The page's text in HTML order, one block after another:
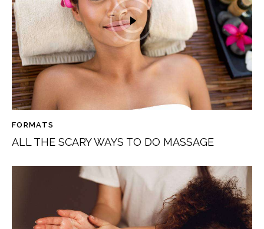
v
e
:
FORMATS
ALL THE SCARY WAYS TO DO MASSAGE